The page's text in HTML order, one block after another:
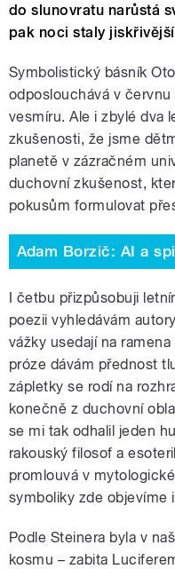
do slunovratu narůstá
pak noci staly
Symbolistický básník
odposlouchává v
vesmíru. Ale i zbylé dva
zkušenosti, že jsme
planetě v zázračném
duchovní zkušenost,
pokusům formulovat
Adam Borzič: AI a
I četbu přizpůsobuji
poezii vyhledávám
vážky usedají na
próze dávám přednost
zápletky se rodí na
konečně z duchovní
se mi tak odhalil jeden
rakouský filosof a
promlouvá v
symboliky zde objevíme
Podle Steinera byla v
kosmu – zabita